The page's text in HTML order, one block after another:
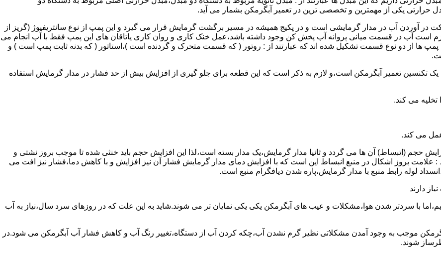
حرارتی یکی از مهمترین و تخصصی ترین در تعمیر آبگرمکن بشمار می آید.
در آوردن آب در مدار گرمایشی است و در پکیج همیشه در مسیر برگشت گرمایش قرار می گیرد و این پمپ از نوع سانتریفیوژ (گریز از
نوع پمپ لازم است آب در قسمت میانی پروانه آب پخش کن وجود داشته باشد،عمل خنک کاری و روان کاری یاتاقان های این پمپ فقط با آب انجام می
پمپ ها از دو نوع قسمت تشکیل شده اند که عبارتند از : روتور ( که قسمت متحرک و گردنده است )،استاتور ( که بدنه ثابت پمپ است ) و
یک تکنسین تعمیر آبگرمکن است،و لازم به ذکر است که این قطعه برای جلو گیری از افزایش بیش از حد فشار در مدار گرمایش استفاده
می کند.
حجم (اتبساط) آن ها می گردد و ثانیا مدار گرمایش،یک مدار بسته است،لذا این افزایش حجم باید خنثی شده تا موجب بروز نشتی و
علامت بروز اشکال در منبع انبساط این است که با افزایش دمای مدار گرمایش فشار آن نیز افزایش و با کاهش دما،فشار نیز افت می
لوله رابط منبع با مدار گرمایش،پاره شدن دیافگرام منبع است.
دارند
با سردتر شدن هوا،مشکلات و عیب های آبگرمکن یکی یکی نمایان تر می شوند.شاید به این علت که در روزهای سرد سال،نیاز به آب
موجب به وجود آمدن مشکلاتی نظیر گرم نشدن آب،چکه کردن آب از دستگاه،تغییر رنگ آب و کاهش فشار آب آبگرمکن می شود.در
شوند.